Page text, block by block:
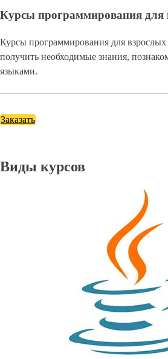
Курсы программирования для
Курсы программирования для
получить необходимые знания,
языками.
Заказать
Виды курсов